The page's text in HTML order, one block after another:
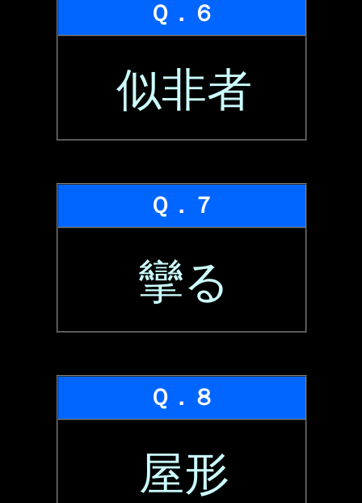
Ｑ．６
似非者
Ｑ．７
攣る
Ｑ．８
屋形